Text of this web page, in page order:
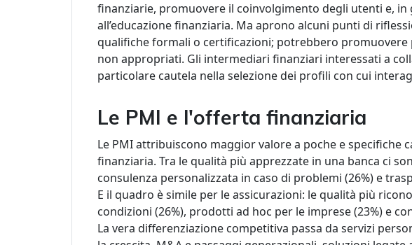
finanziarie, promuovere il coinvolgimento degli utenti e,
all’educazione finanziaria. Ma aprono alcuni punti di
qualifiche formali o certificazioni; potrebbero
non appropriati. Gli intermediari finanziari interessati a
particolare cautela nella selezione dei profili con cui
Le PMI e l'offerta finanziaria
Le PMI attribuiscono maggior valore a poche e specifiche
finanziaria. Tra le qualità più apprezzate in una banca ci
consulenza personalizzata in caso di problemi (26%) e
E il quadro è simile per le assicurazioni: le qualità più
condizioni (26%), prodotti ad hoc per le imprese (23%) e
La vera differenziazione competitiva passa da servizi